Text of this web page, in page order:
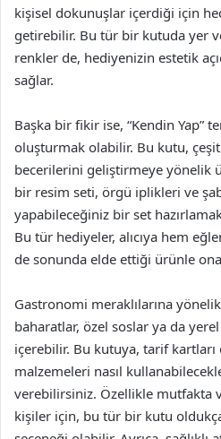
kişisel dokunuşlar içerdiği için
getirebilir. Bu tür bir kutuda yer
renkler de, hediyenizin estetik
sağlar.
Başka bir fikir ise, “Kendin Yap”
oluşturmak olabilir. Bu kutu,
becerilerini geliştirmeye yönelik
bir resim seti, örgü iplikleri ve
yapabileceğiniz bir set
Bu tür hediyeler, alıcıya hem
de sonunda elde ettiği ürünle ona
Gastronomi meraklılarına
baharatlar, özel soslar ya da
içerebilir. Bu kutuya, tarif kartları
malzemeleri nasıl
verebilirsiniz. Özellikle mutfakta
kişiler için, bu tür bir kutu